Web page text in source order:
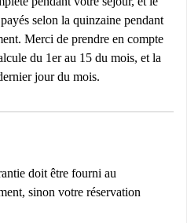
selon la quinzaine pendant
Merci de prendre en compte
du 1er au 15 du mois, et la
jour du mois.
doit être fourni au
sinon votre réservation